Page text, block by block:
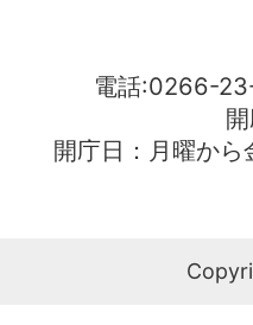
電話:0266-
開庁日：月曜か